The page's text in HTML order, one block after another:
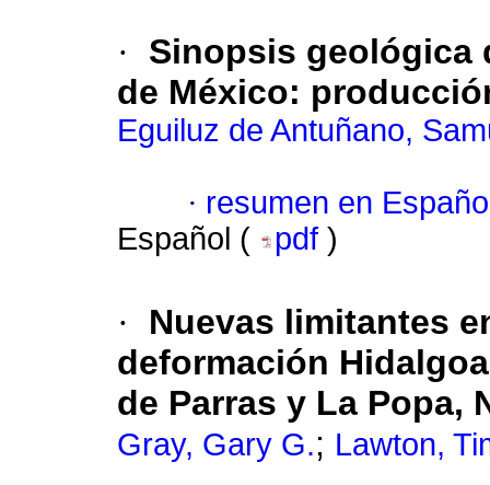
·
Sinopsis geológica
de México:
Eguiluz de Antuñano,
· resumen en
Español (
pdf )
·
Nuevas limitantes
deformación
de Parras y La Popa,
Gray, Gary G.; Lawton,